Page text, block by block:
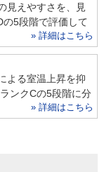
見えやすさを、見
の5段階で評価して
» 詳細はこちら
よる室温上昇を抑
ンクCの5段階に分
» 詳細はこちら